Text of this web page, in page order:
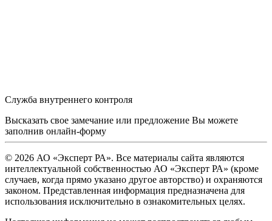
Служба внутреннего контроля
Высказать свое замечание или предложение Вы можете
заполнив онлайн-форму
© 2026 АО «Эксперт РА». Все материалы сайта являются
интеллектуальной собственностью АО «Эксперт РА» (кроме
случаев, когда прямо указано другое авторство) и охраняются
законом. Представленная информация предназначена для
использования исключительно в ознакомительных целях.